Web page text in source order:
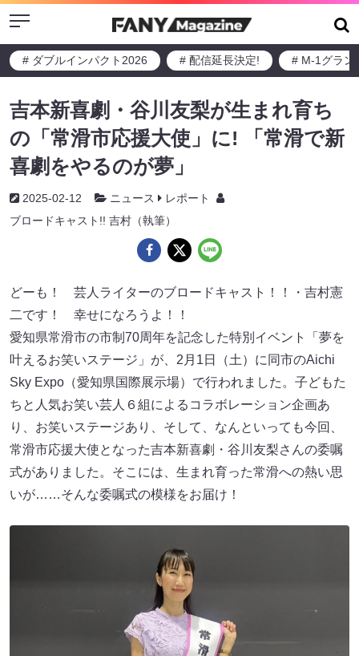
Menu
# ダブルインパクト2026 # 配信延長決定! # M-1グラン
吉本新喜劇・谷川友梨が生まれ育ち
の「常滑市応援大使」に! 「常滑で新
喜劇をやるのが夢」
2025-02-12 ニュース
レポート
ブロードキャスト!! 吉村（執筆）
どーも！ 芸人ライターのブロードキャスト！！・吉村憲
二です！ 幸せになろうよ！！
愛知県常滑市の市制70周年を記念した特別イベント「夢を
叶えるお笑いステージ」が、2月1日（土）に同市のAichi
Sky Expo（愛知県国際展示場）で行われました。子どもた
ちと人気お笑い芸人６組によるコラボレーション企画あ
り、お笑いステージあり、そして、なんといっても今回、
常滑市応援大使となった吉本新喜劇・谷川友梨さんの委嘱
式がありました。そこには、生まれ育った常滑への熱い思
いが……そんな委嘱式の模様をお届け！